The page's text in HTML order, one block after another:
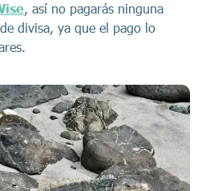
, así no pagarás ninguna
divisa, ya que el pago lo